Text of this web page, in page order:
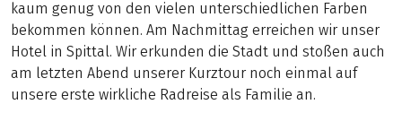
kaum genug von den vielen unterschiedlichen Farben
bekommen können. Am Nachmittag erreichen wir unser
Hotel in Spittal. Wir erkunden die Stadt und stoßen auch
am letzten Abend unserer Kurztour noch einmal auf
unsere erste wirkliche Radreise als Familie an.